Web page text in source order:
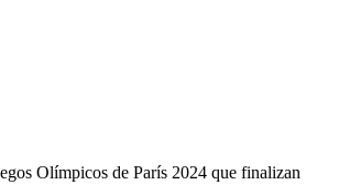
Olímpicos de París 2024 que finalizan